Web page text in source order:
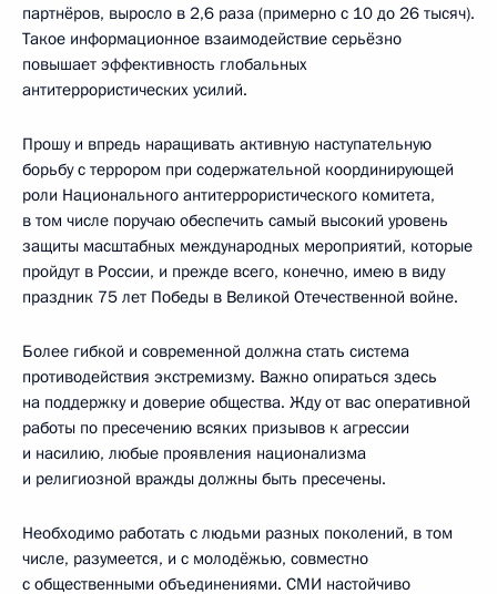
партнёров, выросло в 2,6 раза (примерно с 10 до 26 тысяч).
Такое информационное взаимодействие серьёзно
повышает эффективность глобальных
антитеррористических усилий.
Прошу и впредь наращивать активную наступательную
борьбу с террором при содержательной координирующей
роли Национального антитеррористического комитета,
в том числе поручаю обеспечить самый высокий уровень
защиты масштабных международных мероприятий, которые
пройдут в России, и прежде всего, конечно, имею в виду
праздник 75 лет Победы в Великой Отечественной войне.
Более гибкой и современной должна стать система
противодействия экстремизму. Важно опираться здесь
на поддержку и доверие общества. Жду от вас оперативной
работы по пресечению всяких призывов к агрессии
и насилию, любые проявления национализма
и религиозной вражды должны быть пресечены.
Необходимо работать с людьми разных поколений, в том
числе, разумеется, и с молодёжью, совместно
с общественными объединениями. СМИ настойчиво